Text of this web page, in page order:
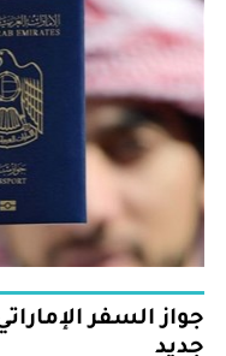
جواز السفر
جديد